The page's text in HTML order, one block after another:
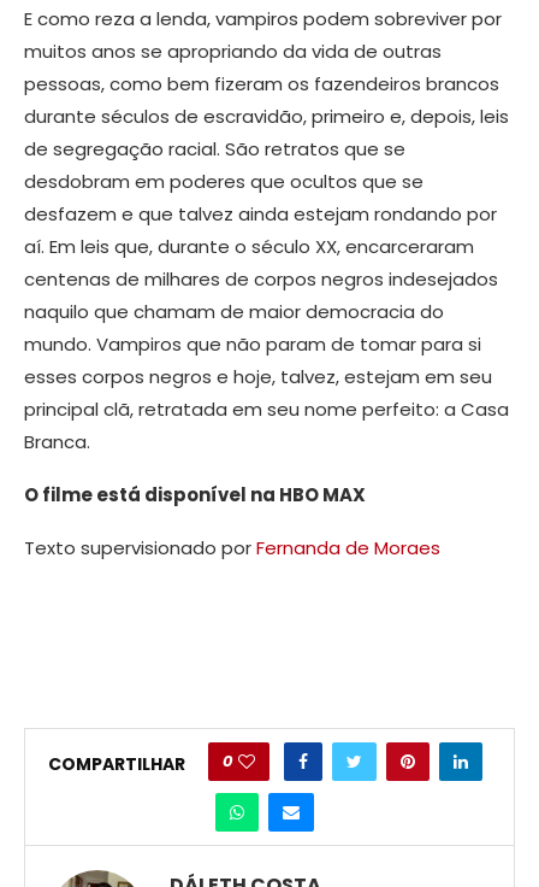
E como reza a lenda, vampiros podem sobreviver por
muitos anos se apropriando da vida de outras
pessoas, como bem fizeram os fazendeiros brancos
durante séculos de escravidão, primeiro e, depois, leis
de segregação racial. São retratos que se
desdobram em poderes que ocultos que se
desfazem e que talvez ainda estejam rondando por
aí. Em leis que, durante o século XX, encarceraram
centenas de milhares de corpos negros indesejados
naquilo que chamam de maior democracia do
mundo. Vampiros que não param de tomar para si
esses corpos negros e hoje, talvez, estejam em seu
principal clã, retratada em seu nome perfeito: a Casa
Branca.
O filme está disponível na HBO MAX
Texto supervisionado porFernanda de Moraes
COMPARTILHAR 0